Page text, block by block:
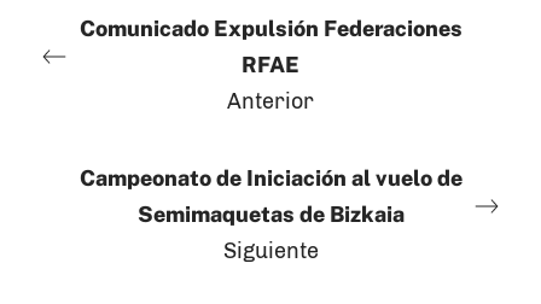
Comunicado Expulsión Federaciones
RFAE
Anterior
Campeonato de Iniciación al vuelo de
Semimaquetas de Bizkaia
Siguiente